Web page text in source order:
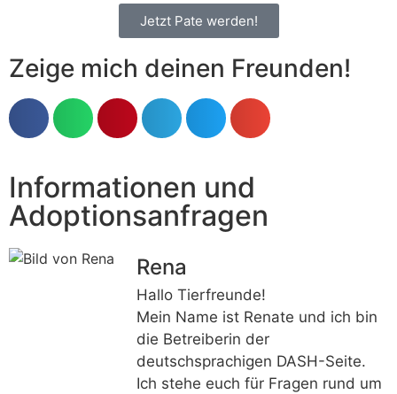
Jetzt Pate werden!
Zeige mich deinen Freunden!
Informationen und
Adoptionsanfragen
Rena
Hallo Tierfreunde!
Mein Name ist Renate und ich bin
die Betreiberin der
deutschsprachigen DASH-Seite.
Ich stehe euch für Fragen rund um